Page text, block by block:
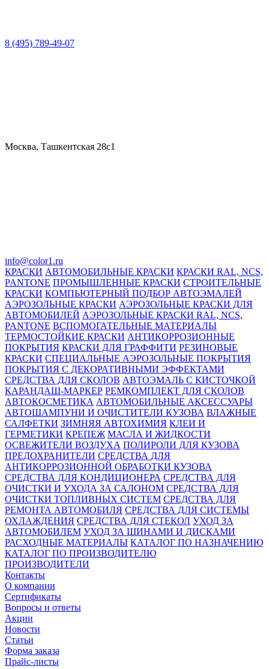
8 (495) 789-49-07
Москва, Ташкентская 28с1
info@color1.ru
КРАСКИ АВТОМОБИЛЬНЫЕ КРАСКИ КРАСКИ RAL, NCS,
PANTONE ПРОМЫШЛЕННЫЕ КРАСКИ СТРОИТЕЛЬНЫЕ
КРАСКИ КОМПЬЮТЕРНЫЙ ПОДБОР АВТОЭМАЛЕЙ
АЭРОЗОЛЬНЫЕ КРАСКИ АЭРОЗОЛЬНЫЕ КРАСКИ ДЛЯ
АВТОМОБИЛЕЙ АЭРОЗОЛЬНЫЕ КРАСКИ RAL, NCS,
PANTONE ВСПОМОГАТЕЛЬНЫЕ МАТЕРИАЛЫ
ТЕРМОСТОЙКИЕ КРАСКИ АНТИКОРРОЗИОННЫЕ
ПОКРЫТИЯ КРАСКИ ДЛЯ ГРАФФИТИ РЕЗИНОВЫЕ
КРАСКИ СПЕЦИАЛЬНЫЕ АЭРОЗОЛЬНЫЕ ПОКРЫТИЯ
ПОКРЫТИЯ С ДЕКОРАТИВНЫМИ ЭФФЕКТАМИ
СРЕДСТВА ДЛЯ СКОЛОВ АВТОЭМАЛЬ С КИСТОЧКОЙ
КАРАНДАШ-МАРКЕР РЕМКОМПЛЕКТ ДЛЯ СКОЛОВ
АВТОКОСМЕТИКА АВТОМОБИЛЬНЫЕ АКСЕССУАРЫ
АВТОШАМПУНИ И ОЧИСТИТЕЛИ КУЗОВА ВЛАЖНЫЕ
САЛФЕТКИ ЗИМНЯЯ АВТОХИМИЯ КЛЕИ И
ГЕРМЕТИКИ КРЕПЕЖ МАСЛА И ЖИДКОСТИ
ОСВЕЖИТЕЛИ ВОЗДУХА ПОЛИРОЛИ ДЛЯ КУЗОВА
ПРЕДОХРАНИТЕЛИ СРЕДСТВА ДЛЯ
АНТИКОРРОЗИОННОЙ ОБРАБОТКИ КУЗОВА
СРЕДСТВА ДЛЯ КОНДИЦИОНЕРА СРЕДСТВА ДЛЯ
ОЧИСТКИ И УХОДА ЗА САЛОНОМ СРЕДСТВА ДЛЯ
ОЧИСТКИ ТОПЛИВНЫХ СИСТЕМ СРЕДСТВА ДЛЯ
РЕМОНТА АВТОМОБИЛЯ СРЕДСТВА ДЛЯ СИСТЕМЫ
ОХЛАЖДЕНИЯ СРЕДСТВА ДЛЯ СТЕКОЛ УХОД ЗА
АВТОМОБИЛЕМ УХОД ЗА ШИНАМИ И ДИСКАМИ
РАСХОДНЫЕ МАТЕРИАЛЫ КАТАЛОГ ПО НАЗНАЧЕНИЮ
КАТАЛОГ ПО ПРОИЗВОДИТЕЛЮ
ПРОИЗВОДИТЕЛИ
Контакты
О компании
Сертификаты
Вопросы и ответы
Акции
Новости
Статьи
Форма заказа
Прайс-листы